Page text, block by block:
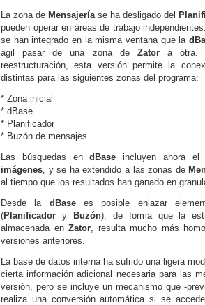
La zona de Mensajeríase ha desligado del
pueden operar en áreas de trabajo
se han integrado en la misma ventana que la
ágil pasar de una zona de Zatora otra.
reestructuración, esta versión permite la
distintas para las siguientes zonas del programa:
* Zona inicial
* dBase
* Planificador
* Buzón de mensajes.
Las búsquedas endBase incluyen ahora
imágenes, y se ha extendido a las zonas de
al tiempo que los resultados han ganado en
Desde la dBase es posible enlazar
(Planificador y Buzón), de forma que la
almacenada en Zator, resulta mucho más
versiones anteriores.
La base de datos interna ha sufrido una ligera
cierta información adicional necesaria para las
versión, pero se incluye un mecanismo que -
realiza una conversión automática si se